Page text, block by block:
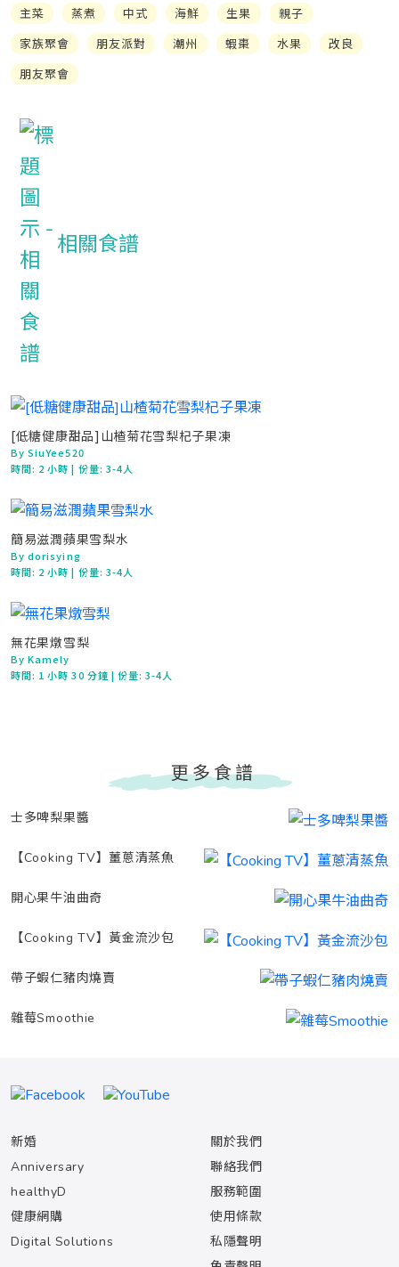
主菜 蒸煮 中式 海鮮 生果
親子
家族聚會
朋友派對 潮州 蝦棗 水果
改良
朋友聚會
相關食譜
[低糖健康甜品]山楂菊花雪梨杞子果凍
By SiuYee520
時間: 2 小時| 份量: 3-4人
簡易滋潤蘋果雪梨水
By dorisying
時間: 2 小時| 份量: 3-4人
無花果燉雪梨
By Kamely
時間: 1 小時 30 分鐘 | 份量: 3-4人
更多食譜
士多啤梨果醬
【Cooking TV】薑蔥清蒸魚
開心果牛油曲奇
【Cooking TV】黃金流沙包
帶子蝦仁豬肉燒賣
雜莓Smoothie
新婚
Anniversary
healthyD
健康網購
Digital Solutions
關於我們
聯絡我們
服務範圍
使用條款
私隱聲明